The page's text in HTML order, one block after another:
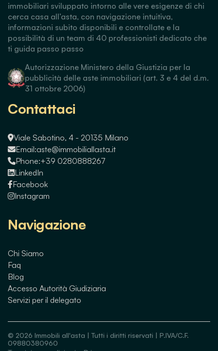
immobiliari sviluppato intorno alle vere esigenze di chi
cerca casa all’asta, con navigazione intuitiva,
informazioni subito disponibili e controllate e la
possibilità di un team di 40 professionisti dedicato che
ti guida passo passo
Autorizzazione Ministero della Giustizia per la
pubblicità delle aste immobiliari (art. 3 e 4 del d.m.
31 ottobre 2006)
Contattaci
Viale Sabotino, 4 - 20135 Milano
Email:aste@immobiliallasta.it
Phone:+39 0280888267
LinkedIn
Facebook
Instagram
Navigazione
Chi Siamo
Faq
Blog
Accesso Autorità Giudiziaria
Servizi per il delegato
© 2026 Immobili all'asta | Tutti i diritti riservati | P.IVA/C.F.
09880380960